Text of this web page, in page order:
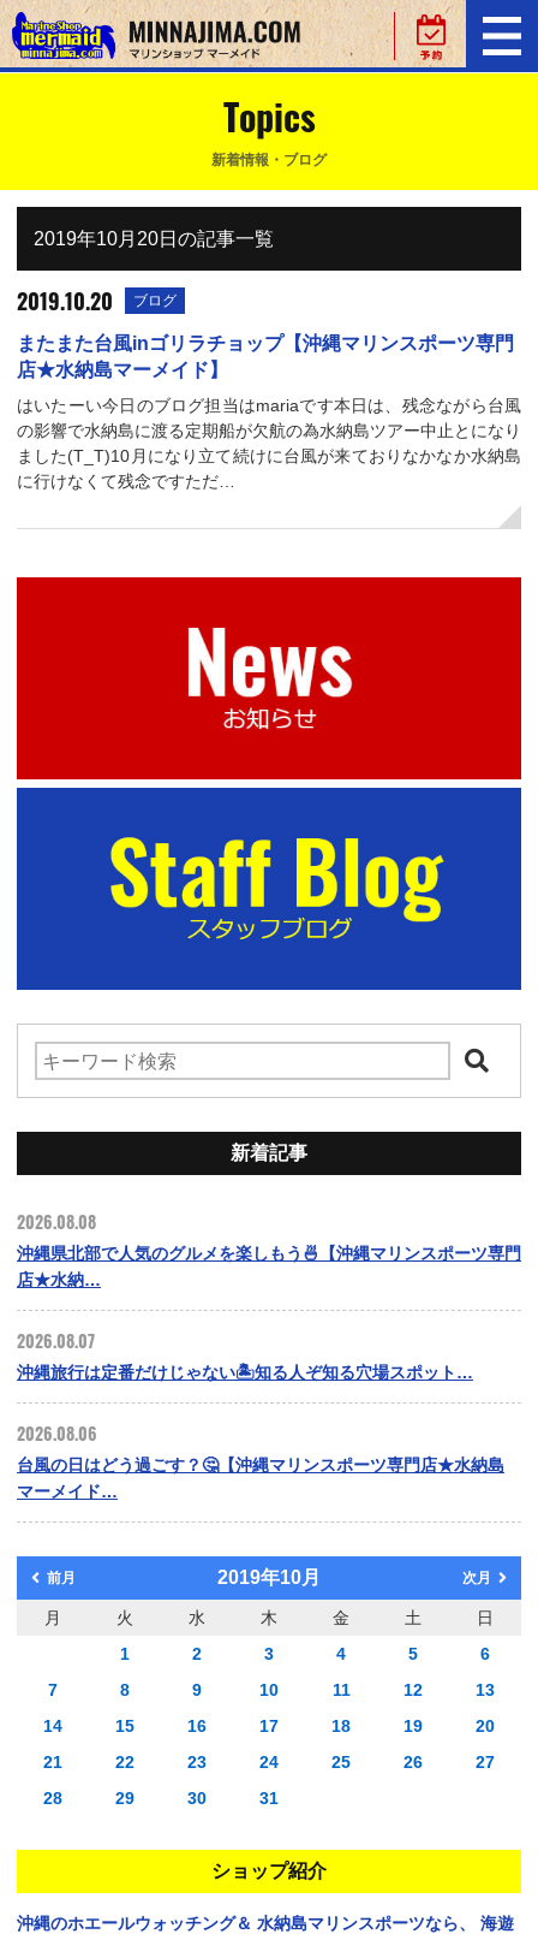
Topics
新着情報・ブログ
2019年10月20日の記事一覧
2019.10.20 ブログ
またまた台風inゴリラチョップ【沖縄マリンスポーツ専門
店★水納島マーメイド】
はいたーい今日のブログ担当はmariaです本日は、残念ながら台風
の影響で水納島に渡る定期船が欠航の為水納島ツアー中止とになり
ました(T_T)10月になり立て続けに台風が来ておりなかなか水納島
に行けなくて残念ですただ…
新着記事
2026.08.08
沖縄県北部で人気のグルメを楽しもう🍜【沖縄マリンスポーツ専門
店★水納…
2026.08.07
沖縄旅行は定番だけじゃない🏝️知る人ぞ知る穴場スポット…
2026.08.06
台風の日はどう過ごす？🤔【沖縄マリンスポーツ専門店★水納島
マーメイド…
前月 2019年10月 次月
月 火 水 木 金 土
日
1
2 3 4 5
6
7
8 9 10 11 12
13
14
15 16 17 18 19
20
21
22 23 24 25 26
27
28
29 30 31
ショップ紹介
沖縄のホエールウォッチング＆ 水納島マリンスポーツなら、
海遊